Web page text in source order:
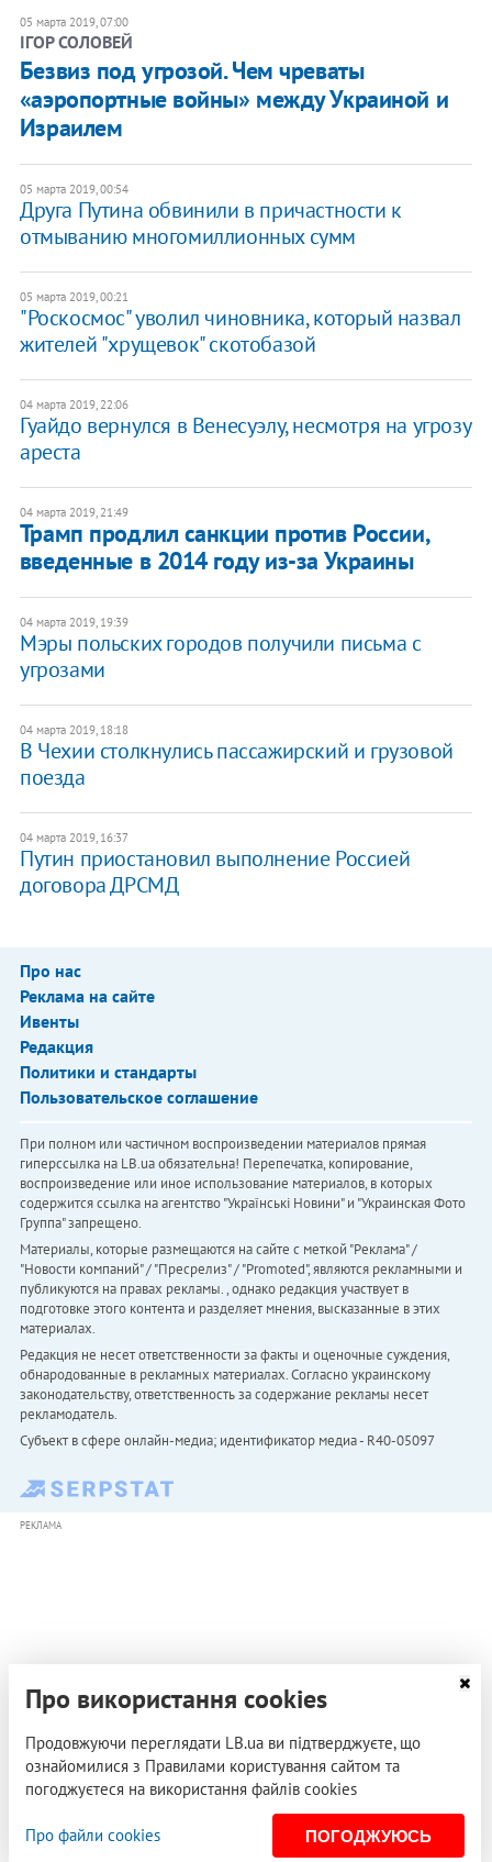
05 марта 2019, 07:00
ІГОР СОЛОВЕЙ
Безвиз под угрозой. Чем чреваты
«аэропортные войны» между Украиной и
Израилем
05 марта 2019, 00:54
Друга Путина обвинили в причастности к
отмыванию многомиллионных сумм
05 марта 2019, 00:21
"Роскосмос" уволил чиновника, который назвал
жителей "хрущевок" скотобазой
04 марта 2019, 22:06
Гуайдо вернулся в Венесуэлу, несмотря на угрозу
ареста
04 марта 2019, 21:49
Трамп продлил санкции против России,
введенные в 2014 году из-за Украины
04 марта 2019, 19:39
Мэры польских городов получили письма с
угрозами
04 марта 2019, 18:18
В Чехии столкнулись пассажирский и грузовой
поезда
04 марта 2019, 16:37
Путин приостановил выполнение Россией
договора ДРСМД
Про нас
Реклама на сайте
Ивенты
Редакция
Политики и стандарты
Пользовательское соглашение
При полном или частичном воспроизведении материалов прямая
гиперссылка на LB.ua обязательна! Перепечатка, копирование,
воспроизведение или иное использование материалов, в которых
содержится ссылка на агентство "Українськi Новини" и "Украинская Фото
Группа" запрещено.
Материалы, которые размещаются на сайте с меткой "Реклама" /
"Новости компаний" / "Пресрелиз" / "Promoted", являются рекламными и
публикуются на правах рекламы. , однако редакция участвует в
подготовке этого контента и разделяет мнения, высказанные в этих
материалах.
Редакция не несет ответственности за факты и оценочные суждения,
обнародованные в рекламных материалах. Согласно украинскому
законодательству, ответственность за содержание рекламы несет
рекламодатель.
Субъект в сфере онлайн-медиа; идентификатор медиа - R40-05097
РЕКЛАМА
Про використання cookies
Продовжуючи переглядати LB.ua ви підтверджуєте, що
ознайомилися з Правилами користування сайтом та
погоджуєтеся на використання файлів cookies
Про файли cookies ПОГОДЖУЮСЬ